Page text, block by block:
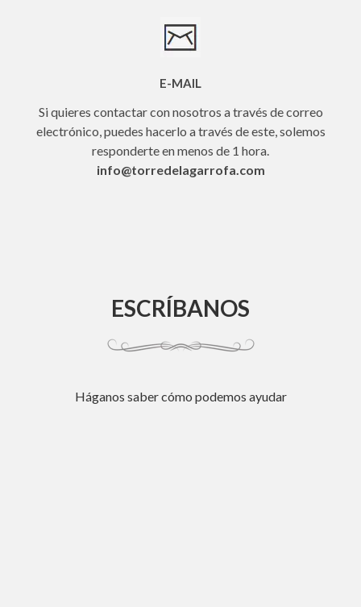
E-MAIL
Si quieres contactar con nosotros a través de correo
electrónico, puedes hacerlo a través de este, solemos
responderte en menos de 1 hora.
info@torredelagarrofa.com
ESCRÍBANOS
Háganos saber cómo podemos ayudar